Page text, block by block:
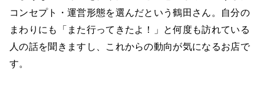
コンセプト・運営形態を選んだという鶴田さん。自分の
まわりにも「また行ってきたよ！」と何度も訪れている
人の話を聞きますし、これからの動向が気になるお店で
す。